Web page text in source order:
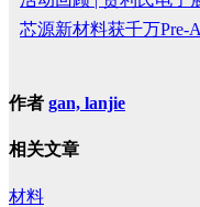
芯源新材料获千万Pre-
作者 gan, lanjie
相关文章
材料